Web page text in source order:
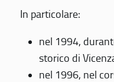
In particolare:
nel 1994,
storico di
nel 1996, nel